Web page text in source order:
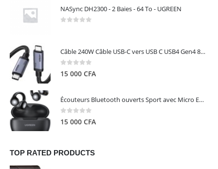
NASync DH2300 - 2 Baies - 64 To - UGREEN
Câble 240W Câble USB-C vers USB C USB4 Gen4 80Gbps pour Thunderbolt 5/4/3, Premium 18K double écran triple 4K PD3.1 - UGREEN
0 out of 5
15 000 CFA
Écouteurs Bluetooth ouverts Sport avec Micro ENC IPX5 – HiTune S3 UGREEN 45785
0 out of 5
15 000 CFA
TOP RATED PRODUCTS